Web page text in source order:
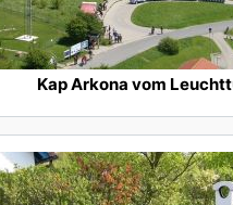
Kap Arkona vom